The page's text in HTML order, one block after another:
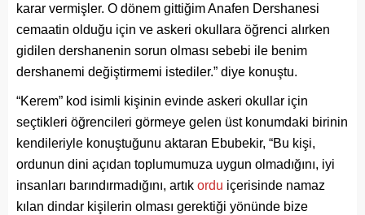
karar vermişler. O dönem gittiğim Anafen Dershanesi
cemaatin olduğu için ve askeri okullara öğrenci alırken
gidilen dershanenin sorun olması sebebi ile benim
dershanemi değiştirmemi istediler.” diye konuştu.
“Kerem” kod isimli kişinin evinde askeri okullar için
seçtikleri öğrencileri görmeye gelen üst konumdaki birinin
kendileriyle konuştuğunu aktaran Ebubekir, “Bu kişi,
ordunun dini açıdan toplumumuza uygun olmadığını, iyi
insanları barındırmadığını, artık ordu içerisinde namaz
kılan dindar kişilerin olması gerektiği yönünde bize